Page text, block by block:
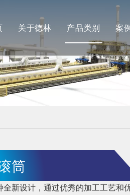
关于德林
公司简介
合作伙伴
产品类别
德林
安肯（机加工
案
筒
全新设计，通过优秀的加工工艺和